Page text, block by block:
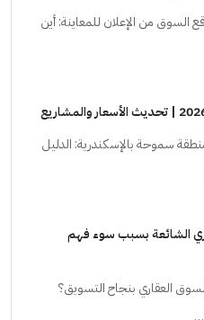
السوق من الإعلان للمعاينة: أين
سموحة بالإسكندرية: الدليل
الشائعة بسبب سوء فهم
العقاري بنجاح التسويق؟